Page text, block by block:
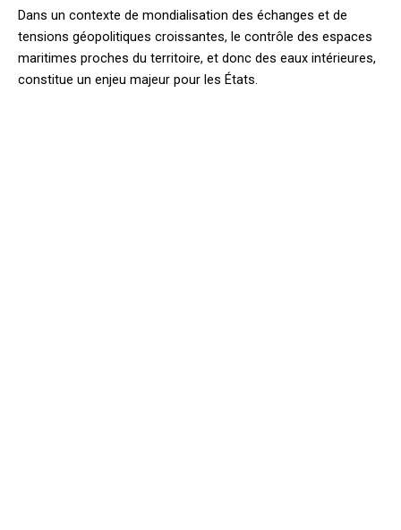
Dans un contexte de mondialisation des échanges et de
tensions géopolitiques croissantes, le contrôle des espaces
maritimes proches du territoire, et donc des eaux intérieures,
constitue un enjeu majeur pour les États.